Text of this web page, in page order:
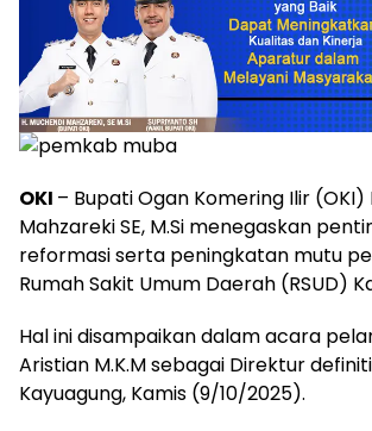
OKI – Bupati Ogan Komering Ilir (OKI)
Mahzareki SE, M.Si menegaskan
reformasi serta peningkatan mutu
Rumah Sakit Umum Daerah (RSUD)
Hal ini disampaikan dalam acara
Aristian M.K.M sebagai Direktur
Kayuagung, Kamis (9/10/2025).